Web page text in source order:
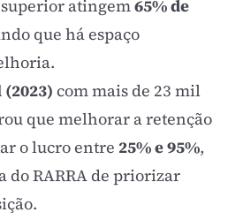
atingem65% de
que há espaço
com mais de 23 mil
que melhorar a retenção
o lucro entre 25% e 95%,
do RARRA de priorizar